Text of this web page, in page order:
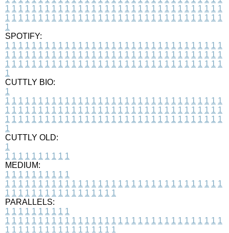
1 1 1 1 1 1 1 1 1 1 1 1 1 1 1 1 1 1 1 1 1 1 1 1 1 1 1 1 1 1 1 1 1
1 1 1 1 1 1 1 1 1 1 1 1 1 1 1 1 1 1 1 1 1 1 1 1 1 1 1 1 1 1 1 1 1
1
SPOTIFY:
1 1 1 1 1 1 1 1 1 1 1 1 1 1 1 1 1 1 1 1 1 1 1 1 1 1 1 1 1 1 1 1 1
1 1 1 1 1 1 1 1 1 1 1 1 1 1 1 1 1 1 1 1 1 1 1 1 1 1 1 1 1 1 1 1 1
1 1 1 1 1 1 1 1 1 1 1 1 1 1 1 1 1 1 1 1 1 1 1 1 1 1 1 1 1 1 1 1 1
1
CUTTLY BIO:
1
1 1 1 1 1 1 1 1 1 1 1 1 1 1 1 1 1 1 1 1 1 1 1 1 1 1 1 1 1 1 1 1 1
1 1 1 1 1 1 1 1 1 1 1 1 1 1 1 1 1 1 1 1 1 1 1 1 1 1 1 1 1 1 1 1 1
1 1 1 1 1 1 1 1 1 1 1 1 1 1 1 1 1 1 1 1 1 1 1 1 1 1 1 1 1 1 1 1 1
1
CUTTLY OLD:
1
1 1 1 1 1 1 1 1 1 1
MEDIUM:
1 1 1 1 1 1 1 1 1 1
1 1 1 1 1 1 1 1 1 1 1 1 1 1 1 1 1 1 1 1 1 1 1 1 1 1 1 1 1 1 1 1 1
1 1 1 1 1 1 1 1 1 1 1 1 1 1 1 1 1
PARALLELS:
1 1 1 1 1 1 1 1 1 1
1 1 1 1 1 1 1 1 1 1 1 1 1 1 1 1 1 1 1 1 1 1 1 1 1 1 1 1 1 1 1 1 1
1 1 1 1 1 1 1 1 1 1 1 1 1 1 1 1 1